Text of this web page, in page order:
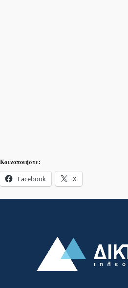
Κοινοποιήστε:
Facebook X